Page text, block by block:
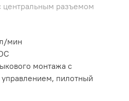
центральным разъемом
мин
монтажа с
пилотный